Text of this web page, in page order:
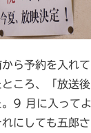
ら予約を入れて
ころ、「放送後
9 月に入って
にしても五郎